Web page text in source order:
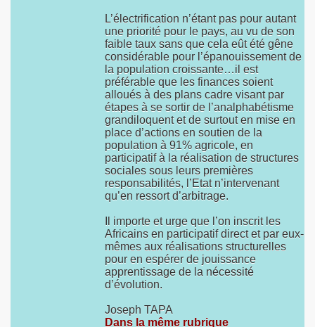
L’électrification n’étant pas pour autant
une priorité pour le pays, au vu de son
faible taux sans que cela eût été gêne
considérable pour l’épanouissement de
la population croissante…il est
préférable que les finances soient
alloués à des plans cadre visant par
étapes à se sortir de l’analphabétisme
grandiloquent et de surtout en mise en
place d’actions en soutien de la
population à 91% agricole, en
participatif à la réalisation de structures
sociales sous leurs premières
responsabilités, l’Etat n’intervenant
qu’en ressort d’arbitrage.
Il importe et urge que l’on inscrit les
Africains en participatif direct et par eux-
mêmes aux réalisations structurelles
pour en espérer de jouissance
apprentissage de la nécessité
d’évolution.
Joseph TAPA
Dans la même rubrique